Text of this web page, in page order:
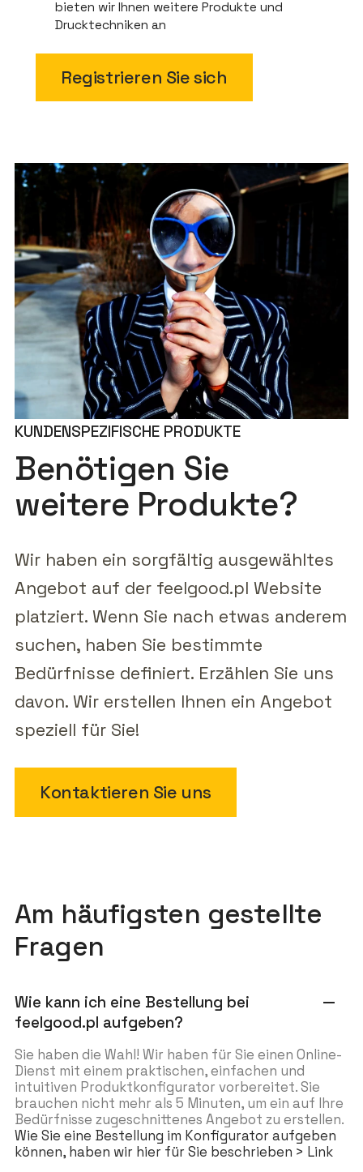
bieten wir Ihnen weitere Produkte und
Drucktechniken an
Registrieren Sie sich
KUNDENSPEZIFISCHE PRODUKTE
Benötigen Sie
weitere Produkte?
Wir haben ein sorgfältig ausgewähltes
Angebot auf der feelgood.pl Website
platziert. Wenn Sie nach etwas anderem
suchen, haben Sie bestimmte
Bedürfnisse definiert. Erzählen Sie uns
davon. Wir erstellen Ihnen ein Angebot
speziell für Sie!
Kontaktieren Sie uns
Am häufigsten gestellte
Fragen
Wie kann ich eine Bestellung bei
feelgood.pl aufgeben?
remove
Sie haben die Wahl! Wir haben für Sie einen Online-
Dienst mit einem praktischen, einfachen und
intuitiven Produktkonfigurator vorbereitet. Sie
brauchen nicht mehr als 5 Minuten, um ein auf Ihre
Bedürfnisse zugeschnittenes Angebot zu erstellen.
Wie Sie eine Bestellung im Konfigurator aufgeben
können, haben wir hier für Sie beschrieben > Link